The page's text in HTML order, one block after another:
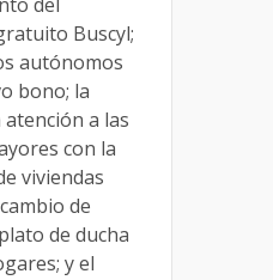
del
Buscyl;
autónomos
bono; la
a las
con la
viviendas
de
de ducha
y el